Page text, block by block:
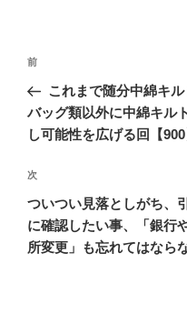
投
ナ
ビ
ー
シ
ョ
ン
前
の
投
稿
前
これまで随分中綿キル
バッグ類以外に中綿キル
し可能性を広げる回【900
次
の
投
稿
次
ついつい見落としがち、
に確認したい事、「銀行
所変更」も忘れてはなら